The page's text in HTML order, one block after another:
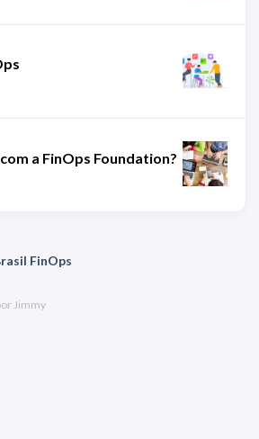
a FinOps Foundation?
FinOps
Jimmy